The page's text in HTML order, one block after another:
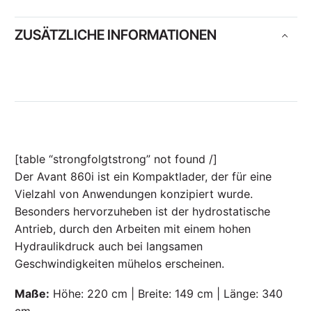
ZUSÄTZLICHE INFORMATIONEN
[table “strongfolgtstrong” not found /]
Der Avant 860i ist ein Kompaktlader, der für eine
Vielzahl von Anwendungen konzipiert wurde.
Besonders hervorzuheben ist der hydrostatische
Antrieb, durch den Arbeiten mit einem hohen
Hydraulikdruck auch bei langsamen
Geschwindigkeiten mühelos erscheinen.
Maße: Höhe: 220 cm | Breite: 149 cm | Länge: 340